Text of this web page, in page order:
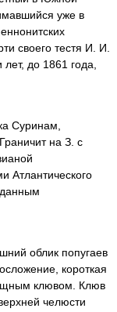
уже в
своего тестя И. И.
до 1861 года,
Суринам,
на З. с
Атлантического
облик попугаев
короткая
клювом. Клюв
челюсти